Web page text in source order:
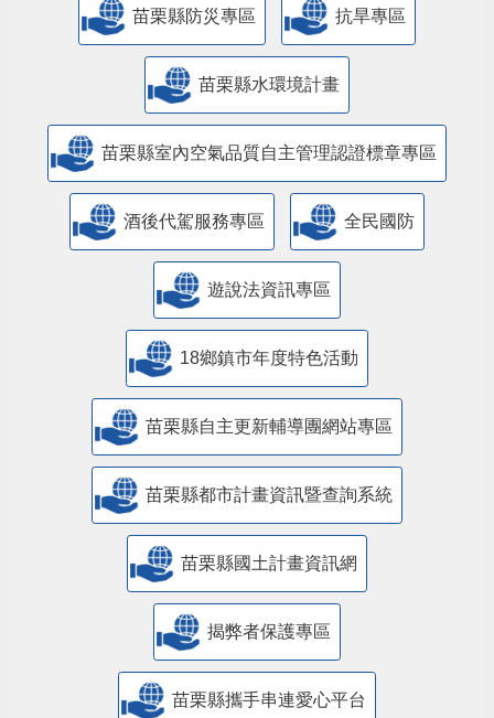
苗栗縣防災專區 抗旱專區
苗栗縣水環境計畫
苗栗縣室內空氣品質自主管理認證標章專區
酒後代駕服務專區 全民國防
遊說法資訊專區
18鄉鎮市年度特色活動
苗栗縣自主更新輔導團網站專區
苗栗縣都市計畫資訊暨查詢系統
苗栗縣國土計畫資訊網
揭弊者保護專區
苗栗縣攜手串連愛心平台